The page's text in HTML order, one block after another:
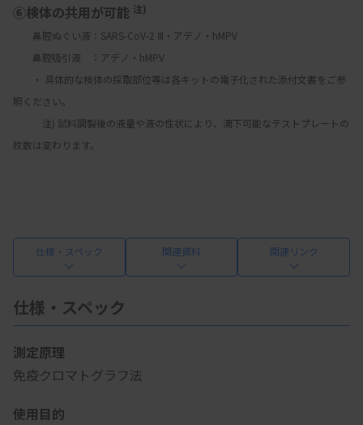
⑥検体の共用が可能 注)
鼻腔ぬぐい液：SARS-CoV-2 Ⅲ・アデノ・hMPV
鼻腔吸引液　：アデノ・hMPV
・ 具体的な検体の採取部位等は各キットの電子化された添付文書をご参
照ください。
注) 試料調製後の液量や液の性状により、滴下可能なテストプレートの
枚数は変わります。
仕様・スペック 関連資料 関連リンク
仕様・スペック
測定原理
免疫クロマトグラフ法
使用目的